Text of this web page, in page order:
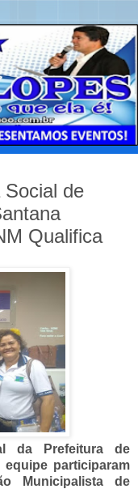
Social de
Qualifica
da Prefeitura de
participaram
Municipalista de